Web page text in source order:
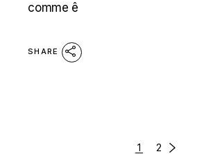
comme ê
SHARE
1 2